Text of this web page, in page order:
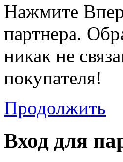
Нажмите
партнера.
никак не
покупателя!
Продолжить
Вход для